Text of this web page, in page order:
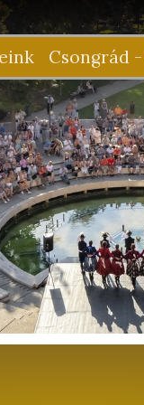
Csongrád